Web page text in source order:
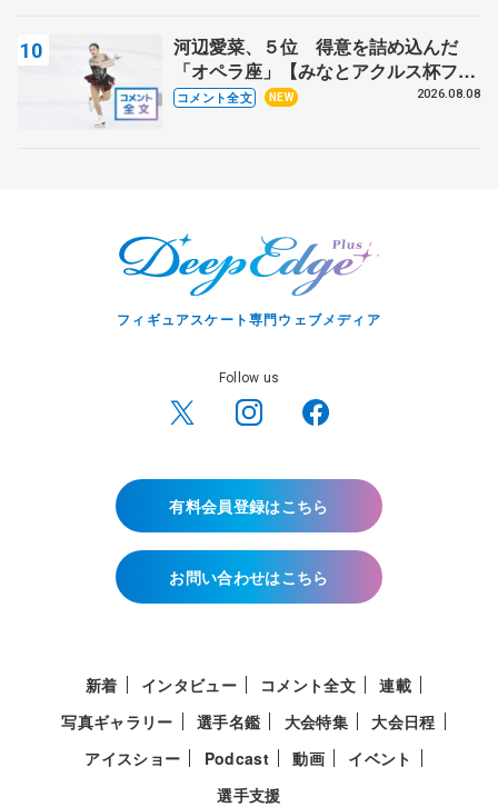
河辺愛菜、５位 得意を詰め込んだ
「オペラ座」【みなとアクルス杯フリ
ー】
コメント全文 NEW 2026.08.08
フィギュアスケート専門ウェブメディア
Follow us
有料会員登録はこちら
お問い合わせはこちら
新着 インタビュー コメント全文
連載
写真ギャラリー
選手名鑑 大会特集
大会日程
アイスショー
Podcast 動画
イベント
選手支援